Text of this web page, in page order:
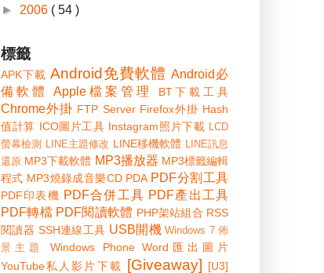
► 2006 ( 54 )
標籤
APK下載 Android免費軟體 Android必
備軟體
Apple檔案管理 BT下載工具
Chrome外掛 FTP Server Firefox外掛 Hash
值計算 ICO圖片工具 Instagram照片下載 LCD
螢幕檢測
LINE主題修改 LINE移機軟體 LINE訊息
還原 MP3下載軟體 MP3播放器 MP3標籤編輯
程式 MP3燒錄成音樂CD PDA PDF分割工具
PDF印表機 PDF合併工具 PDF產出工具
PDF轉檔 PDF閱讀軟體 PHP架站組合 RSS
閱讀器 SSH連線工具 USB開機 Windows 7 佈
景主題
Windows Phone Word匯出圖片
YouTube私人影片下載
[Giveaway] [U3]